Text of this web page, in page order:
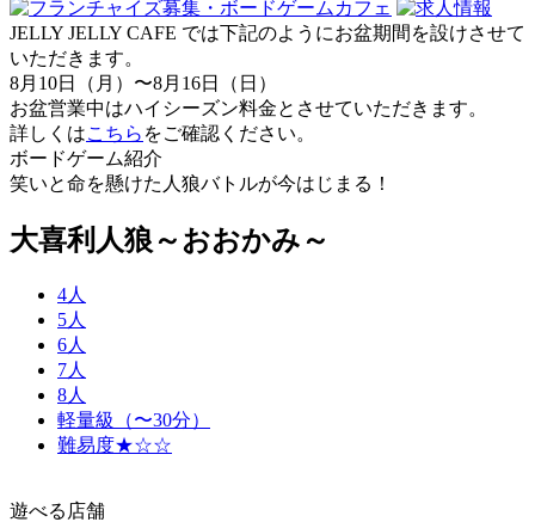
JELLY JELLY CAFE では下記のようにお盆期間を設けさせて
いただきます。
8月10日（月）〜8月16日（日）
お盆営業中はハイシーズン料金とさせていただきます。
詳しくはこちら をご確認ください。
ボードゲーム紹介
笑いと命を懸けた人狼バトルが今はじまる！
大喜利人狼～おおかみ～
4人
5人
6人
7人
8人
軽量級（〜30分）
難易度★☆☆
遊べる店舗